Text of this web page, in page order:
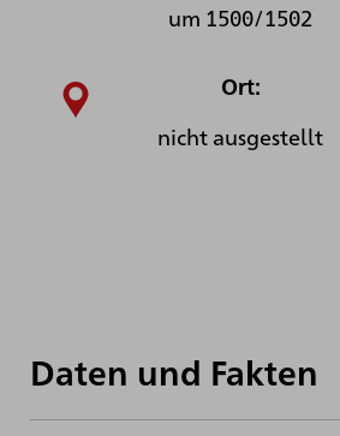
um 1500/1502
Ort:
nicht ausgestellt
Daten und Fakten